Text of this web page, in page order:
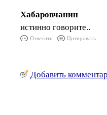
Хабаровчанин
истинно говорите..
Ответить Цитировать
Добавить